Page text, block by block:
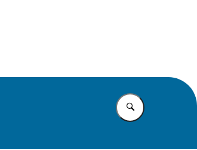
Vul in wat u